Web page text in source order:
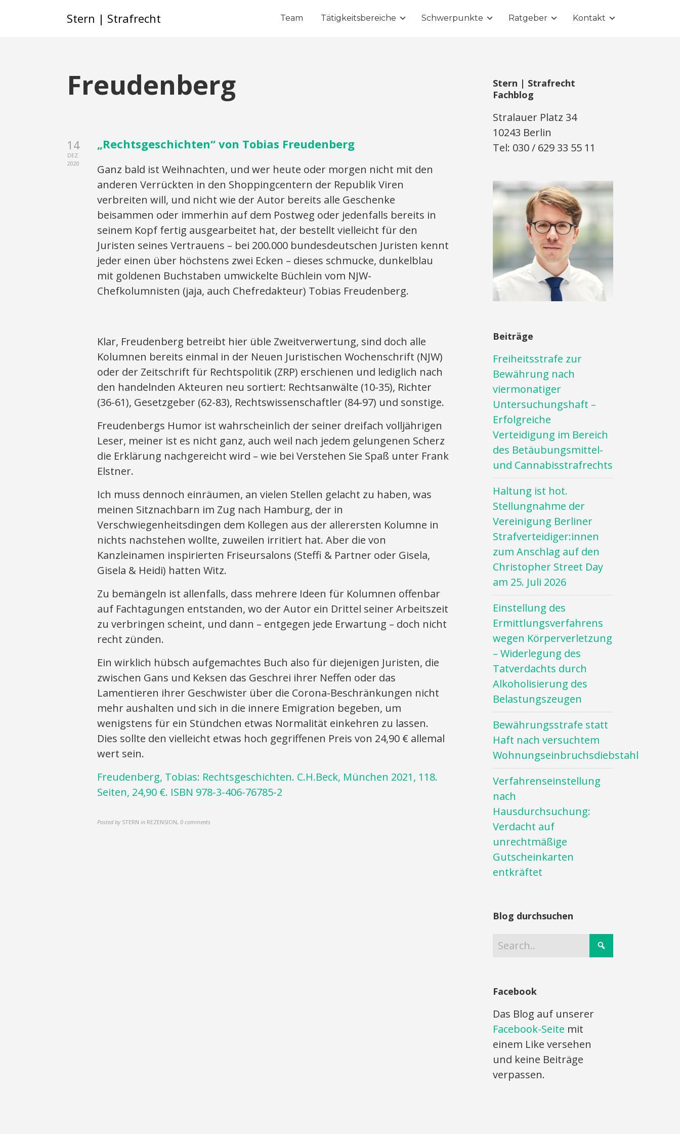
Stern | Strafrecht Team Tätigkeitsbereiche Schwerpunkte Ratgeber Kontakt
Freudenberg
14
DEZ.
2020
„Rechtsgeschichten“ von Tobias Freudenberg
Ganz bald ist Weihnachten, und wer heute oder morgen nicht mit den
anderen Verrückten in den Shoppingcentern der Republik Viren
verbreiten will, und nicht wie der Autor bereits alle Geschenke
beisammen oder immerhin auf dem Postweg oder jedenfalls bereits in
seinem Kopf fertig ausgearbeitet hat, der bestellt vielleicht für den
Juristen seines Vertrauens – bei 200.000 bundesdeutschen Juristen kennt
jeder einen über höchstens zwei Ecken – dieses schmucke, dunkelblau
mit goldenen Buchstaben umwickelte Büchlein vom NJW-
Chefkolumnisten (jaja, auch Chefredakteur) Tobias Freudenberg.
Klar, Freudenberg betreibt hier üble Zweitverwertung, sind doch alle
Kolumnen bereits einmal in der Neuen Juristischen Wochenschrift (NJW)
oder der Zeitschrift für Rechtspolitik (ZRP) erschienen und lediglich nach
den handelnden Akteuren neu sortiert: Rechtsanwälte (10-35), Richter
(36-61), Gesetzgeber (62-83), Rechtswissenschaftler (84-97) und sonstige.
Freudenbergs Humor ist wahrscheinlich der seiner dreifach volljährigen
Leser, meiner ist es nicht ganz, auch weil nach jedem gelungenen Scherz
die Erklärung nachgereicht wird – wie bei Verstehen Sie Spaß unter Frank
Elstner.
Ich muss dennoch einräumen, an vielen Stellen gelacht zu haben, was
meinen Sitznachbarn im Zug nach Hamburg, der in
Verschwiegenheitsdingen dem Kollegen aus der allerersten Kolumne in
nichts nachstehen wollte, zuweilen irritiert hat. Aber die von
Kanzleinamen inspirierten Friseursalons (Steffi & Partner oder Gisela,
Gisela & Heidi) hatten Witz.
Zu bemängeln ist allenfalls, dass mehrere Ideen für Kolumnen offenbar
auf Fachtagungen entstanden, wo der Autor ein Drittel seiner Arbeitszeit
zu verbringen scheint, und dann – entgegen jede Erwartung – doch nicht
recht zünden.
Ein wirklich hübsch aufgemachtes Buch also für diejenigen Juristen, die
zwischen Gans und Keksen das Geschrei ihrer Neffen oder das
Lamentieren ihrer Geschwister über die Corona-Beschränkungen nicht
mehr aushalten und sich in die innere Emigration begeben, um
wenigstens für ein Stündchen etwas Normalität einkehren zu lassen.
Dies sollte den vielleicht etwas hoch gegriffenen Preis von 24,90 € allemal
wert sein.
Freudenberg, Tobias: Rechtsgeschichten. C.H.Beck, München 2021, 118.
Seiten, 24,90 €. ISBN 978-3-406-76785-2
Posted by STERN in REZENSION, 0 comments
Stern | Strafrecht
Fachblog
Stralauer Platz 34
10243 Berlin
Tel: 030 / 629 33 55 11
Beiträge
Freiheitsstrafe zur
Bewährung nach
viermonatiger
Untersuchungshaft –
Erfolgreiche
Verteidigung im Bereich
des Betäubungsmittel-
und Cannabisstrafrechts
Haltung ist hot.
Stellungnahme der
Vereinigung Berliner
Strafverteidiger:innen
zum Anschlag auf den
Christopher Street Day
am 25. Juli 2026
Einstellung des
Ermittlungsverfahrens
wegen Körperverletzung
– Widerlegung des
Tatverdachts durch
Alkoholisierung des
Belastungszeugen
Bewährungsstrafe statt
Haft nach versuchtem
Wohnungseinbruchsdiebstahl
Verfahrenseinstellung
nach
Hausdurchsuchung:
Verdacht auf
unrechtmäßige
Gutscheinkarten
entkräftet
Blog durchsuchen
Facebook
Das Blog auf unserer
Facebook-Seite mit
einem Like versehen
und keine Beiträge
verpassen.